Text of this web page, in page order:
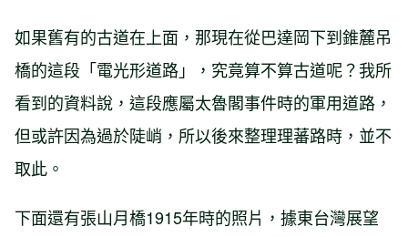
如果舊有的古道在上面，那現在從巴達岡下到錐麓吊
橋的這段「電光形道路」，究竟算不算古道呢？我所
看到的資料說，這段應屬太魯閣事件時的軍用道路，
但或許因為過於陡峭，所以後來整理理蕃路時，並不
取此。
下面還有張山月橋1915年時的照片，據東台灣展望